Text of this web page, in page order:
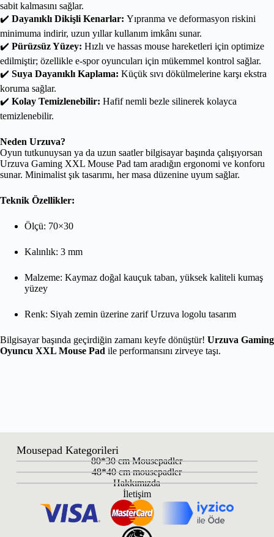
sabit kalmasını sağlar.
✔️ Dayanıklı Dikişli Kenarlar: Yıpranma ve deformasyon riskini
minimuma indirir, uzun yıllar kullanım imkânı sunar.
✔️ Pürüzsüz Yüzey: Hızlı ve hassas mouse hareketleri için optimize
edilmiştir; özellikle e-spor oyuncuları için mükemmel kontrol sağlar.
✔️ Suya Dayanıklı Kaplama: Küçük sıvı dökülmelerine karşı ekstra
koruma sağlar.
✔️ Kolay Temizlenebilir: Hafif nemli bezle silinerek kolayca
temizlenebilir.
Neden Urzuva?
Oyun tutkunuysan ya da uzun saatler bilgisayar başında çalışıyorsan
Urzuva Gaming XXL Mouse Pad tam aradığın ergonomi ve konforu
sunar. Minimalist şık tasarımı, her masa düzenine uyum sağlar.
Teknik Özellikler:
Ölçü: 70×30
Kalınlık: 3 mm
Malzeme: Kaymaz doğal kauçuk taban, yüksek kaliteli kumaş
yüzey
Renk: Siyah zemin üzerine zarif Urzuva logolu tasarım
Bilgisayar başında geçirdiğin zamanı keyfe dönüştür! Urzuva Gaming
Oyuncu XXL Mouse Pad ile performansını zirveye taşı.
Mousepad Kategorileri
80*30 cm Mousepadler
48*40 cm mousepadler
Hakkımızda
İletişim